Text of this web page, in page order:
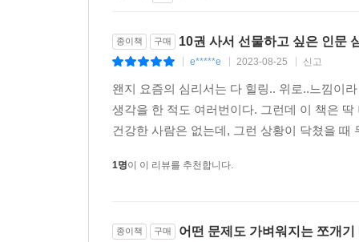
종이책 구매 10권 사서 선물하고 싶은 인문
e*****e 2023-08-25 신고
왠지 요즘의 심리서는 다 힐링.. 위로..느낌이
생각을 한 적도 여러번이다. 그런데 이 책은
건강한 사람은 없는데, 그런 상황이 닥쳤을
1명이 이 리뷰를 추천합니다.
종이책 구매 어떤 문제도 가벼워지는 쪼개기